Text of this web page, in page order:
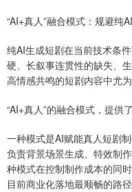
“AI+真人”融合模式：规避纯
纯AI生成短剧在当前技术条
硬、长叙事连贯性的缺失、
高情感共鸣的短剧内容中尤为
“AI+真人”的融合模式，提供
一种模式是AI赋能真人短剧
负责背景场景生成、特效制
种模式在控制制作成本的同
目前商业化落地最顺畅的路径